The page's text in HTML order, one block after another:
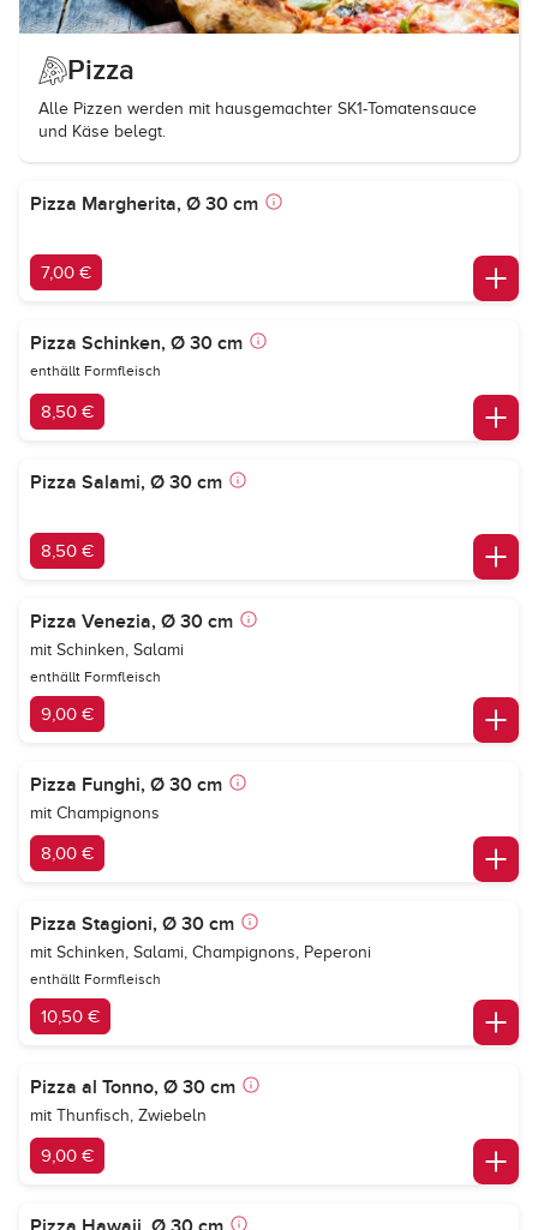
Pizza
Alle Pizzen werden mit hausgemachter SK1-Tomatensauce
und Käse belegt.
Pizza Margherita, Ø 30 cm
7,00 €
Pizza Schinken, Ø 30 cm
enthällt Formfleisch
8,50 €
Pizza Salami, Ø 30 cm
8,50 €
Pizza Venezia, Ø 30 cm
mit Schinken, Salami
enthällt Formfleisch
9,00 €
Pizza Funghi, Ø 30 cm
mit Champignons
8,00 €
Pizza Stagioni, Ø 30 cm
mit Schinken, Salami, Champignons, Peperoni
enthällt Formfleisch
10,50 €
Pizza al Tonno, Ø 30 cm
mit Thunfisch, Zwiebeln
9,00 €